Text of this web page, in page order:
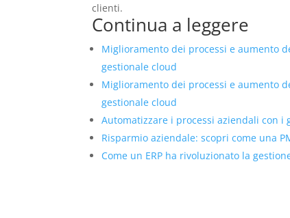
clienti.
Continua a leggere
Miglioramento dei processi e aumento
gestionale cloud
Miglioramento dei processi e aumento
gestionale cloud
Automatizzare i processi aziendali con
Risparmio aziendale: scopri come una
Come un ERP ha rivoluzionato la